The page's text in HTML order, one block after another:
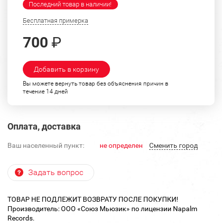
Последний товар в наличии!
Бесплатная примерка
700 ₽
Добавить в корзину
Вы можете вернуть товар без объяснения причин в
течение 14 дней
Оплата, доставка
Ваш населенный пункт: не определен Cменить город
Задать вопрос
ТОВАР НЕ ПОДЛЕЖИТ ВОЗВРАТУ ПОСЛЕ ПОКУПКИ!
Производитель: ООО «Союз Мьюзик» по лицензии Napalm
Records.